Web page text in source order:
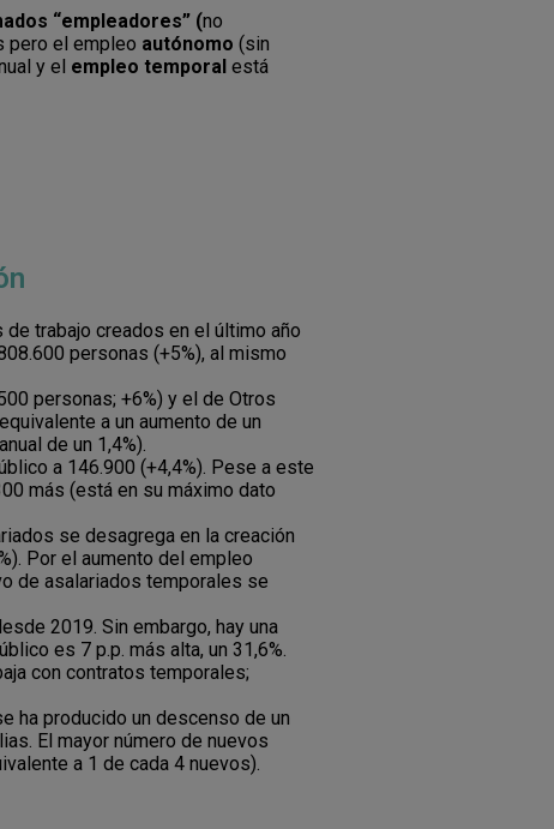
“empleadores” (no
pero el empleo autónomo (sin
y el empleo temporal está
trabajo creados en el último año
personas (+5%), al mismo
personas; +6%) y el de Otros
a un aumento de un
de un 1,4%).
a 146.900 (+4,4%). Pese a este
más (está en su máximo dato
se desagrega en la creación
Por el aumento del empleo
de asalariados temporales se
2019. Sin embargo, hay una
es 7 p.p. más alta, un 31,6%.
con contratos temporales;
ha producido un descenso de un
El mayor número de nuevos
a 1 de cada 4 nuevos).